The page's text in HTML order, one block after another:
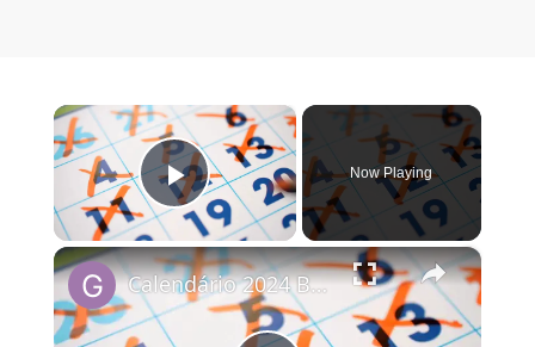
×
Play Video
Now Playing
×
Calendário 2024 Brasil